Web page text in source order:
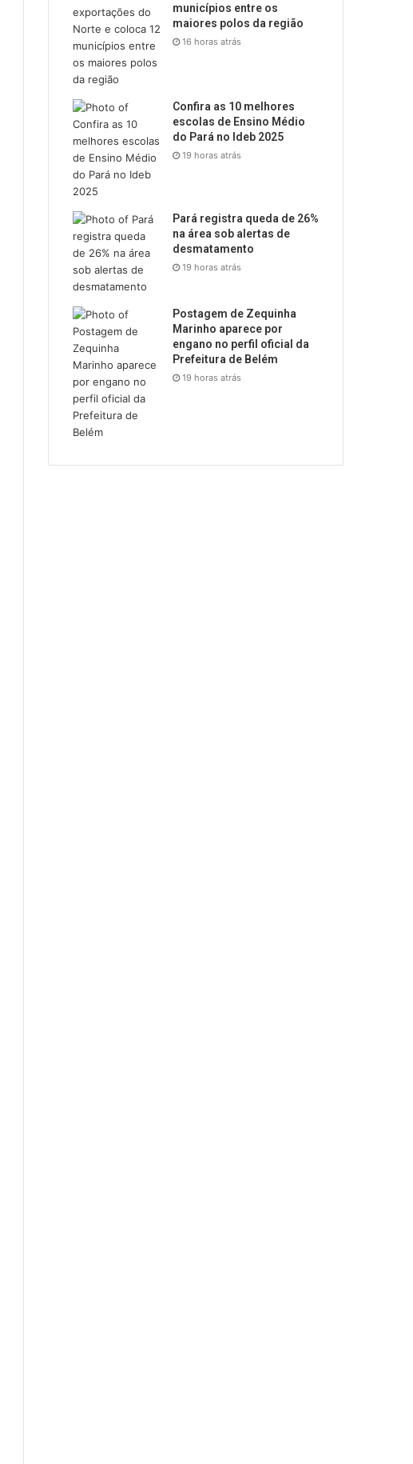
municípios entre os
maiores polos da região
16 horas atrás
Confira as 10 melhores
escolas de Ensino Médio
do Pará no Ideb 2025
19 horas atrás
Pará registra queda de 26%
na área sob alertas de
desmatamento
19 horas atrás
Postagem de Zequinha
Marinho aparece por
engano no perfil oficial da
Prefeitura de Belém
19 horas atrás